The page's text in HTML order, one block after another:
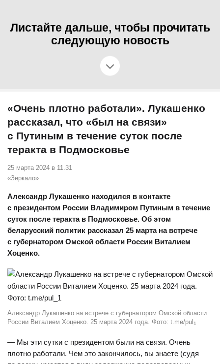
Листайте дальше, чтобы прочитать
следующую новость